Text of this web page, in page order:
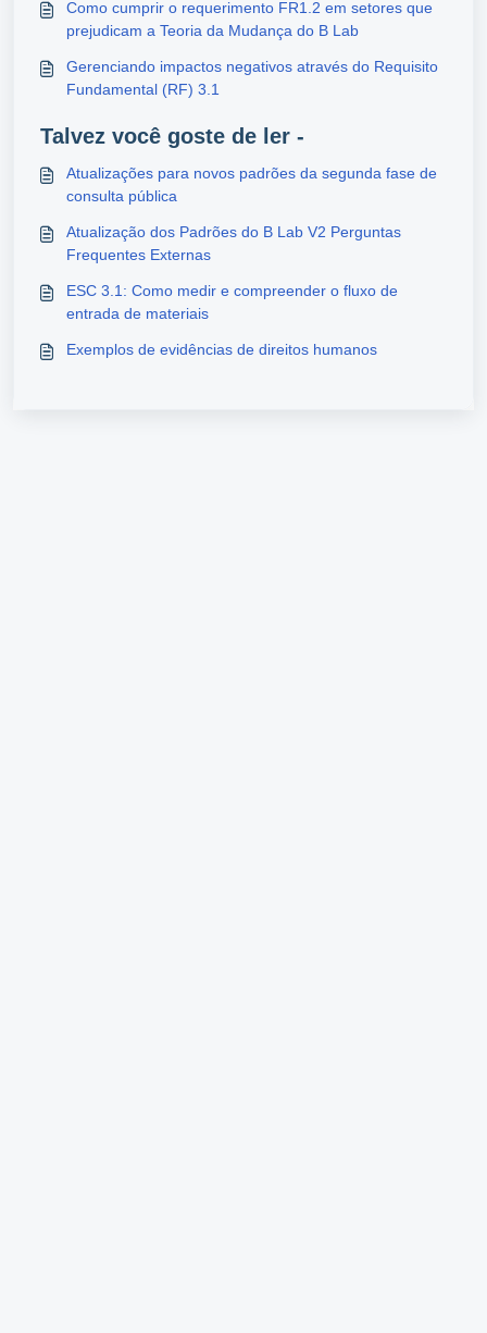
Como cumprir o requerimento FR1.2 em setores que
prejudicam a Teoria da Mudança do B Lab
Gerenciando impactos negativos através do Requisito
Fundamental (RF) 3.1
Talvez você goste de ler -
Atualizações para novos padrões da segunda fase de
consulta pública
Atualização dos Padrões do B Lab V2 Perguntas
Frequentes Externas
ESC 3.1: Como medir e compreender o fluxo de
entrada de materiais
Exemplos de evidências de direitos humanos